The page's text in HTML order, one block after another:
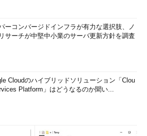
ーコンバージドインフラが有力な選択肢、ノ
サーチが中堅中小業のサーバ更新方針を調査
Cloudのハイブリッドソリューション「Clou
Platform」はどうなるのか聞い...